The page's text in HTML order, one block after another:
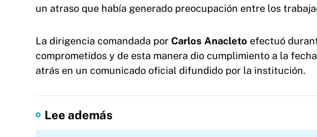
un atraso que había generado preocupación entre los
La dirigencia comandada por Carlos Anacleto efectuó
comprometidos y de esta manera dio cumplimiento a la
atrás en un comunicado oficial difundido por la institución.
Lee además